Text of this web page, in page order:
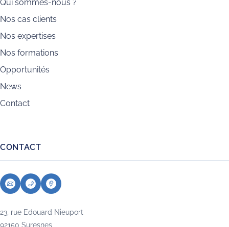
Qui sommes-nous ?
Nos cas clients
Nos expertises
Nos formations
Opportunités
News
Contact
CONTACT
23, rue Edouard Nieuport
92150 Suresnes